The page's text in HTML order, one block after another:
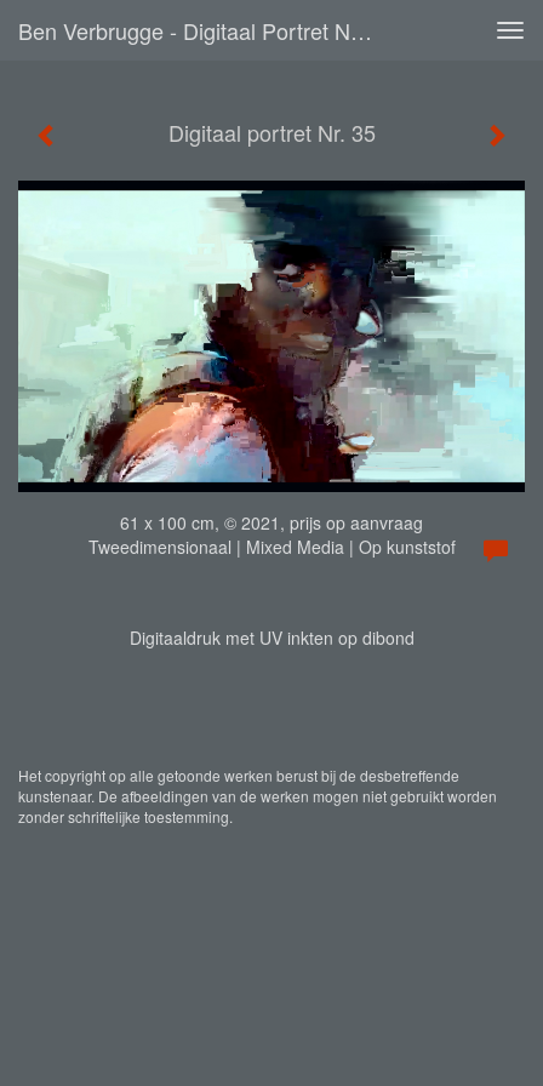
Ben Verbrugge - Digitaal Portret Nr. 35
Digitaal portret Nr. 35
61 x 100 cm, © 2021, prijs op aanvraag
Tweedimensionaal | Mixed Media | Op kunststof
Digitaaldruk met UV inkten op dibond
Het copyright op alle getoonde werken berust bij de desbetreffende
kunstenaar. De afbeeldingen van de werken mogen niet gebruikt worden
zonder schriftelijke toestemming.